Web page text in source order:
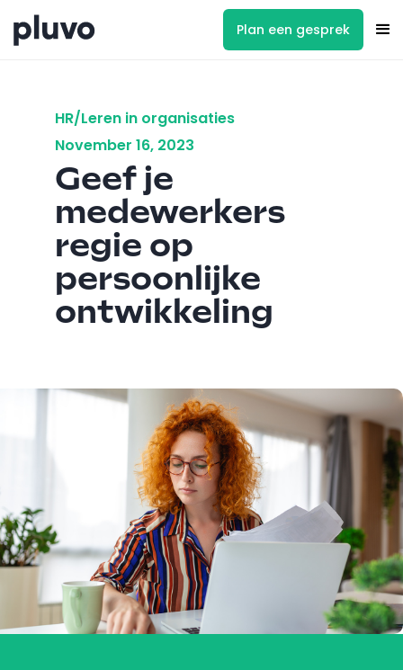
Plan een gesprek
HR/Leren in organisaties
November 16, 2023
Geef je
medewerkers
regie op
persoonlijke
ontwikkeling